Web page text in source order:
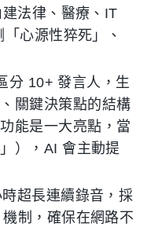
法律、醫療、IT
心源性猝死」、
分 10+ 發言人，生
關鍵決策點的結構
能是一大亮點，當
），AI 會主動提
超長連續錄音，採
制，確保在網路不